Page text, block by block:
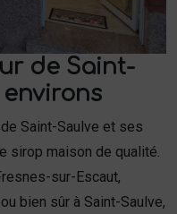
de Saint-
Saint-Saulve et ses
sirop maison de qualité.
sur-Escaut,
bien sûr à Saint-Saulve,